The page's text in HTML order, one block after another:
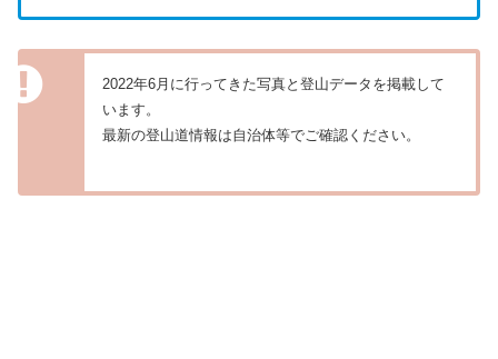
2022年6月に行ってきた写真と登山データを掲載して
います。
最新の登山道情報は自治体等でご確認ください。